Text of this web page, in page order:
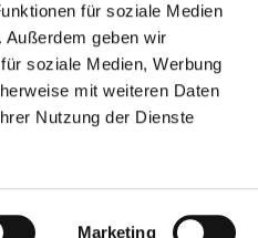
für soziale Medien
geben wir
soziale Medien, Werbung
mit weiteren Daten
Nutzung der Dienste
Marketing